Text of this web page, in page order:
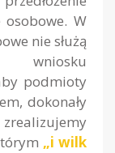
W
nie służą
podmioty
dokonały
„i wilk